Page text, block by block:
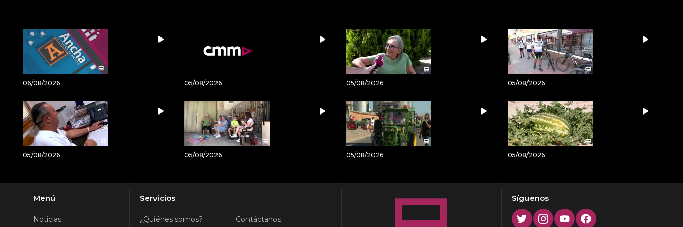
06/08/2026 05/08/2026 05/08/2026 05/08/2026
05/08/2026 05/08/2026 05/08/2026 05/08/2026
Menú
Noticias
Servicios
¿Quiénes somos? Contáctanos
Síguenos
TwitterInstagram
YoutubeFacebook